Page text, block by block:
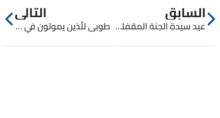
السابق
عيد سيدة الجنة المقفلة – أرطاس
التالي
طوبى للّذين يموتون في الرب (رؤ ١٤: ١٣)